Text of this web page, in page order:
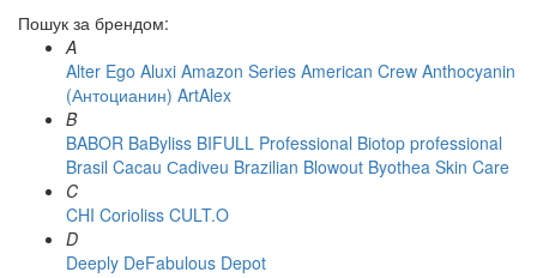
Пошук за брендом:
A
Alter Ego Aluxi Amazon Series American Crew Anthocyanin
(Антоцианин) ArtAlex
B
BABOR BaByliss BIFULL Professional Biotop professional
Brasil Cacau Сadiveu Brazilian Blowout Byothea Skin Care
C
CHI Corioliss CULT.O
D
Deeply DeFabulous Depot